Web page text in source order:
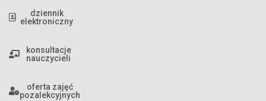
dziennik
elektroniczny
konsultacje
nauczycieli
oferta zajęć
pozalekcyjnych